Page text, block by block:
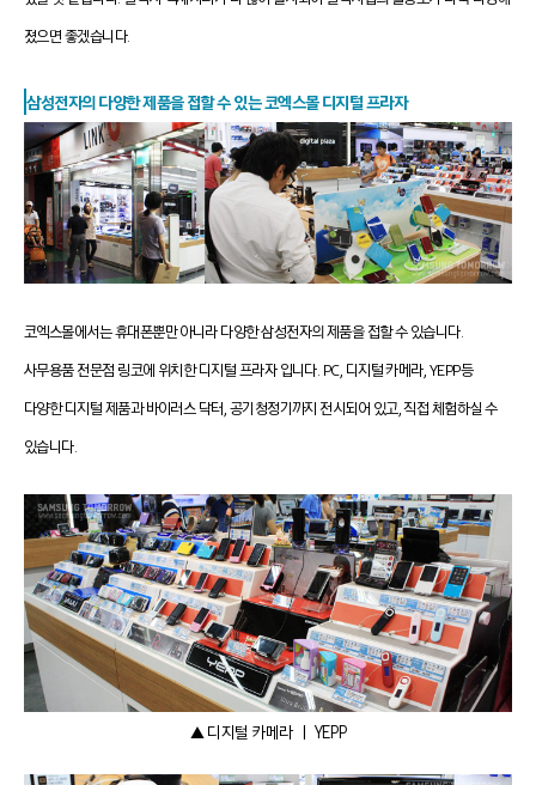
졌으면 좋겠습니다.
삼성전자의 다양한 제품을 접할 수 있는 코엑스몰 디지털 프라자
코엑스몰에서는 휴대폰뿐만 아니라 다양한 삼성전자의 제품을 접할 수 있습니다.
사무용품 전문점 링코에 위치한 디지털 프라자 입니다. PC, 디지털 카메라, YEPP등
다양한 디지털 제품과 바이러스 닥터, 공기청정기까지 전시되어 있고, 직접 체험하실 수
있습니다.
▲ 디지털 카메라 ㅣ YEPP